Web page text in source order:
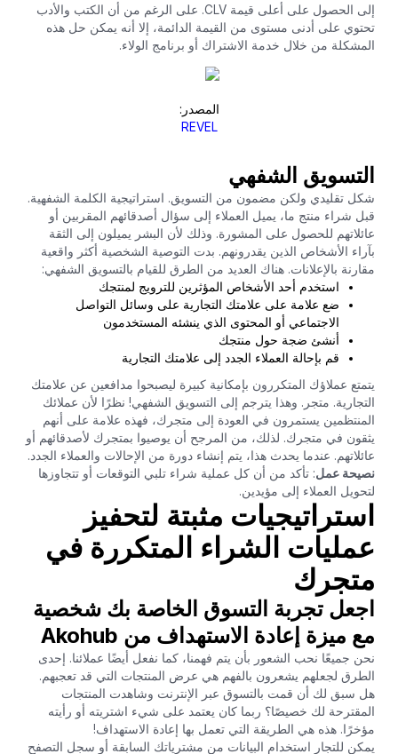
إلى الحصول على أعلى قيمة CLV. على الرغم من أن الكتب والأدب
تحتوي على أدنى مستوى من القيمة الدائمة، إلا أنه يمكن حل هذه
المشكلة من خلال خدمة الاشتراك أو برنامج الولاء.
المصدر:
REVEL
التسويق الشفهي
شكل تقليدي ولكن مضمون من التسويق. استراتيجية الكلمة الشفهية.
قبل شراء منتج ما، يميل العملاء إلى سؤال أصدقائهم المقربين أو
عائلاتهم للحصول على المشورة. وذلك لأن البشر يميلون إلى الثقة
بآراء الأشخاص الذين يقدرونهم. بدت التوصية الشخصية أكثر واقعية
مقارنة بالإعلانات. هناك العديد من الطرق للقيام بالتسويق الشفهي:
استخدم أحد الأشخاص المؤثرين للترويج لمنتجك
ضع علامة على علامتك التجارية على وسائل التواصل
الاجتماعي أو المحتوى الذي ينشئه المستخدمون
أنشئ ضجة حول منتجك
قم بإحالة العملاء الجدد إلى علامتك التجارية
يتمتع عملاؤك المتكررون بإمكانية كبيرة ليصبحوا مدافعين عن علامتك
التجارية. متجر. وهذا يترجم إلى التسويق الشفهي! نظرًا لأن عملائك
المنتظمين يستمرون في العودة إلى متجرك، فهذه علامة على أنهم
يثقون في متجرك. لذلك، من المرجح أن يوصيوا بمتجرك لأصدقائهم أو
عائلاتهم. عندما يحدث هذا، يتم إنشاء دورة من الإحالات والعملاء الجدد.
نصيحة عمل: تأكد من أن كل عملية شراء تلبي التوقعات أو تتجاوزها
لتحويل العملاء إلى مؤيدين.
استراتيجيات مثبتة لتحفيز
عمليات الشراء المتكررة في
متجرك
اجعل تجربة التسوق الخاصة بك شخصية
مع ميزة إعادة الاستهداف من Akohub
نحن جميعًا نحب الشعور بأن يتم فهمنا، كما نفعل أيضًا عملائنا. إحدى
الطرق لجعلهم يشعرون بالفهم هي عرض المنتجات التي قد تعجبهم.
هل سبق لك أن قمت بالتسوق عبر الإنترنت وشاهدت المنتجات
المقترحة لك خصيصًا؟ ربما كان يعتمد على شيء اشتريته أو رأيته
مؤخرًا. هذه هي الطريقة التي تعمل بها إعادة الاستهداف!
يمكن للتجار استخدام البيانات من مشترياتك السابقة أو سجل التصفح